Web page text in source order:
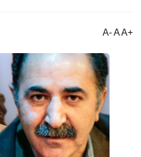
A- A A+